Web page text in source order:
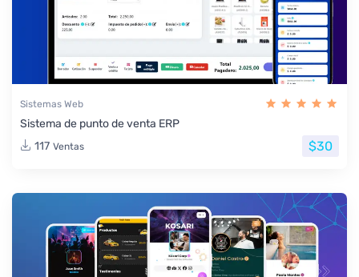
Sistemas Web
Sistema de punto de venta ERP
117 Ventas $30